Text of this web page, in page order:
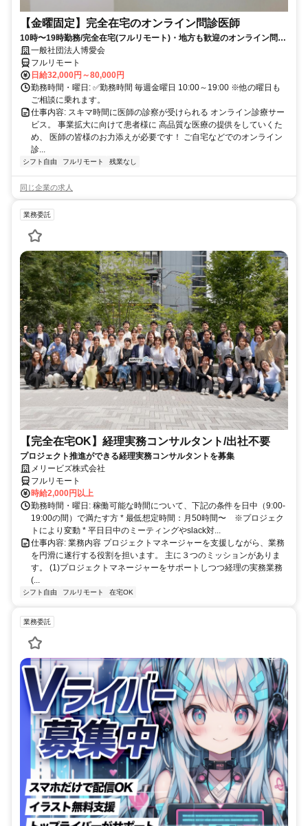
【金曜固定】完全在宅のオンライン問診医師
10時〜19時勤務/完全在宅(フルリモート)・地方も歓迎のオンライン問診
業務一般社団法人博愛会
フルリモート
日給32,000円～80,000円
勤務時間・曜日: ✅勤務時間 毎週金曜日 10:00～19:00 ※他の曜日も
ご相談に乗れます。
仕事内容: スキマ時間に医師の診察が受けられる オンライン診療サー
ビス。 事業拡大に向けて患者様に 高品質な医療の提供をしていくた
め、 医師の皆様のお力添えが必要です！ ご自宅などでのオンライン
診...
シフト自由 フルリモート 残業なし
同じ企業の求人
業務委託
【完全在宅OK】経理実務コンサルタント/出社不要
プロジェクト推進ができる経理実務コンサルタントを募集
メリービズ株式会社
フルリモート
時給2,000円以上
勤務時間・曜日: 稼働可能な時間について、下記の条件を日中（9:00-
19:00の間）で満たす方 * 最低想定時間：月50時間〜 ※プロジェク
トにより変動 * 平日日中のミーティングやslack対...
仕事内容: 業務内容 プロジェクトマネージャーを支援しながら、業務
を円滑に遂行する役割を担います。 主に３つのミッションがありま
す。 (1)プロジェクトマネージャーをサポートしつつ経理の実務業務
(...
シフト自由 フルリモート 在宅OK
業務委託